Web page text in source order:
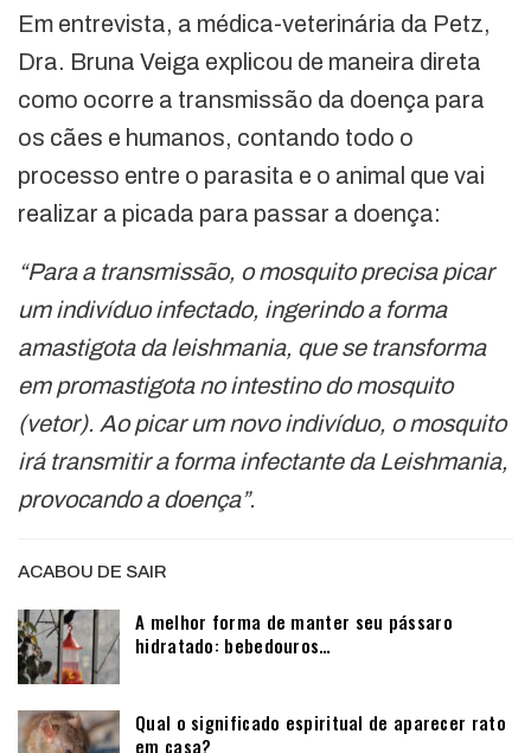
Em entrevista, a médica-veterinária da Petz,
Dra. Bruna Veiga explicou de maneira direta
como ocorre a transmissão da doença para
os cães e humanos, contando todo o
processo entre o parasita e o animal que vai
realizar a picada para passar a doença:
“Para a transmissão, o mosquito precisa picar
um indivíduo infectado, ingerindo a forma
amastigota da leishmania, que se transforma
em promastigota no intestino do mosquito
(vetor). Ao picar um novo indivíduo, o mosquito
irá transmitir a forma infectante da Leishmania,
provocando a doença”.
ACABOU DE SAIR
A melhor forma de manter seu pássaro
hidratado: bebedouros…
Qual o significado espiritual de aparecer rato
em casa?